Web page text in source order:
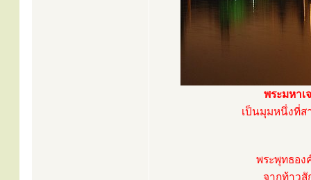
พระมหาเ
เป็นมุมหนึ่งที่ส
พระพุทธอง
จากท้าว